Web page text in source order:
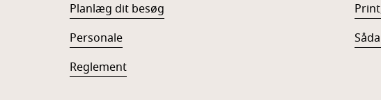
Planlæg dit besøg
Personale
Reglement